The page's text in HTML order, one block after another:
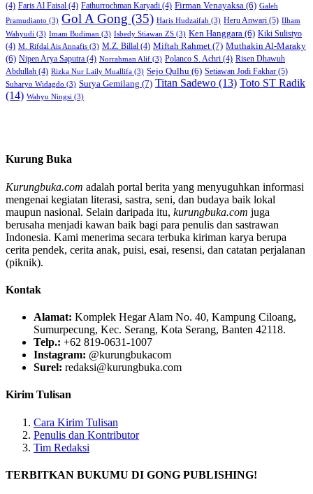
(4) Faris Al Faisal (4) Fathurrochman Karyadi (4) Firman Venayaksa (6) Galeh
Pramudianto (3) Gol A Gong (35) Haris Hudzaifah (3) Heru Anwari (5) Ilham
Wahyudi (3) Imam Budiman (3) Isbedy Stiawan ZS (3) Ken Hanggara (6) Kiki Sulistyo
(4) M. Rifdal Ais Annafis (3) M.Z. Billal (4) Miftah Rahmet (7) Muthakin Al-Maraky
(6) Nipen Arya Saputra (4) Norrahman Alif (3) Polanco S. Achri (4) Risen Dhawuh
Abdullah (4) Rizka Nur Laily Muallifa (3) Sejo Qulhu (6) Setiawan Jodi Fakhar (5)
Suharyo Widagdo (3) Surya Gemilang (7) Titan Sadewo (13) Toto ST Radik
(14) Wahyu Ningsi (3)
Kurung Buka
Kurungbuka.com adalah portal berita yang menyuguhkan informasi
mengenai kegiatan literasi, sastra, seni, dan budaya baik lokal
maupun nasional. Selain daripada itu, kurungbuka.com juga
berusaha menjadi kawan baik bagi para penulis dan sastrawan
Indonesia. Kami menerima secara terbuka kiriman karya berupa
cerita pendek, cerita anak, puisi, esai, resensi, dan catatan perjalanan
(piknik).
Kontak
Alamat: Komplek Hegar Alam No. 40, Kampung Ciloang,
Sumurpecung, Kec. Serang, Kota Serang, Banten 42118.
Telp.: +62 819-0631-1007
Instagram: @kurungbukacom
Surel: redaksi@kurungbuka.com
Kirim Tulisan
Cara Kirim Tulisan
Penulis dan Kontributor
Tim Redaksi
TERBITKAN BUKUMU DI GONG PUBLISHING!